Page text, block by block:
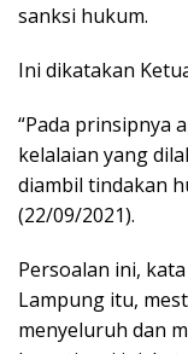
sanksi hukum.
Ini dikatakan
“Pada prinsipnya
kelalaian yang
diambil tindakan
(22/09/2021).
Persoalan ini,
Lampung itu,
menyeluruh dan